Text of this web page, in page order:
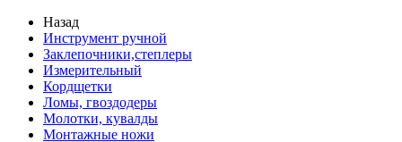
Назад
Инструмент ручной
Заклепочники,степлеры
Измерительный
Кордщетки
Ломы, гвоздодеры
Молотки, кувалды
Монтажные ножи